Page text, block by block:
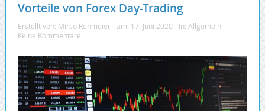
Vorteile von Forex Day-Trading
Erstellt von: Mirco Rehmeier am: 17. Juni 2020 In: Allgemein
Keine Kommentare